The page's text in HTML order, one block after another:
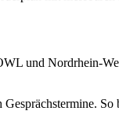
und Nordrhein-